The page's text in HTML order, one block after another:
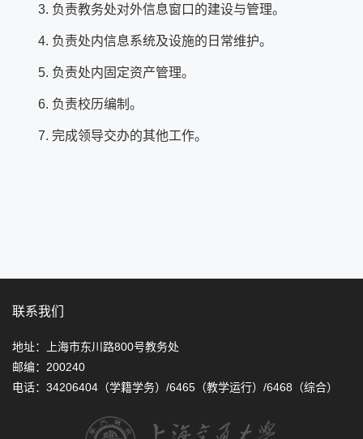
3. 负责教务处对外信息窗口的建设与管理。
4. 负责处内信息系统及设施的日常维护。
5. 负责处内固定资产管理。
6. 负责校历编制。
7. 完成领导交办的其他工作。
联系我们
地址：上海市东川路800号教务处
邮编：200240
电话：34206404（学籍学务）/6465（教学运行）/6468（综合）